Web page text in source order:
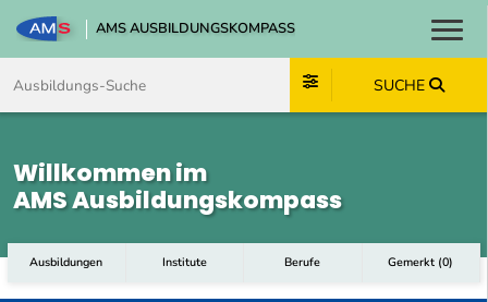
AMS AUSBILDUNGSKOMPASS
SUCHE
Willkommen im
AMS Ausbildungskompass
Ausbildungen Institute Berufe Gemerkt (0)